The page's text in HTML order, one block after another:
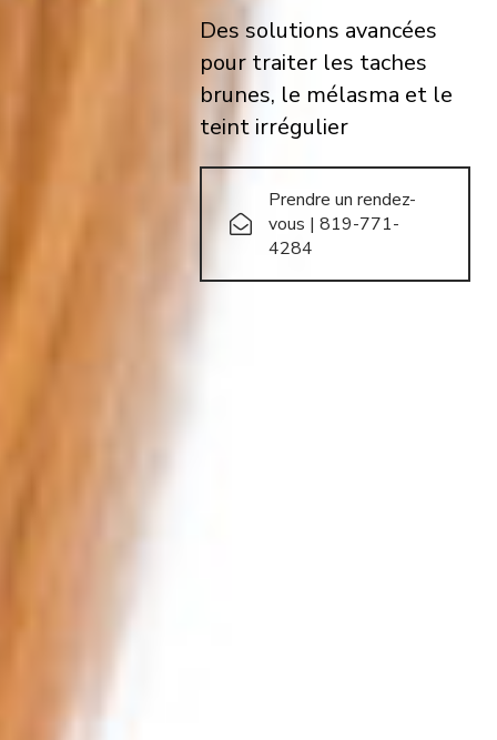
Des solutions avancées
pour traiter les taches
brunes, le mélasma et le
teint irrégulier
Prendre un rendez-
vous | 819-771-
4284